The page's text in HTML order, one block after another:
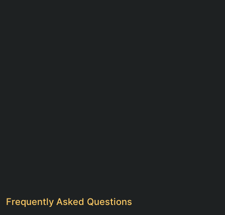
Frequently Asked Questions